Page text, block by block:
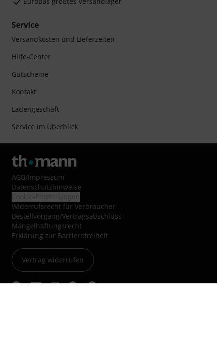
Service
Versandkosten und Lieferzeiten
Hilfe-Center
Gutscheine
Kontakt
Ladengeschäft
Service im Überblick
AGB/Impressum
Datenschutzhinweise
Widerrufsrecht für Verbraucher
Bestellvorgang/Vertragsabschluss
Mängelhaftungsrecht
Erklärung zur Barrierefreiheit
Vertrag widerrufen